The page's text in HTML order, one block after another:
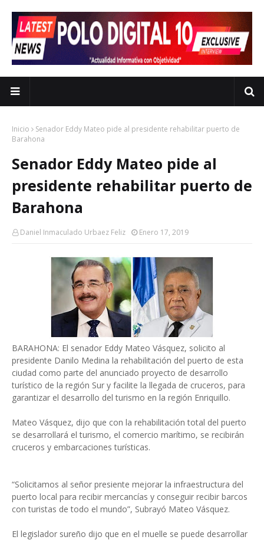
Inicio
Senador Eddy Mateo pide al presidente rehabilitar puerto de
Barahona
Senador Eddy Mateo pide al
presidente rehabilitar puerto de
Barahona
Daniel Inmaculado Urbaez Feliz Enero 17, 2019
BARAHONA: El senador Eddy Mateo Vásquez, solicito al
presidente Danilo Medina la rehabilitación del puerto de esta
ciudad como parte del anunciado proyecto de desarrollo
turístico de la región Sur y facilite la llegada de cruceros, para
garantizar el desarrollo del turismo en la región Enriquillo.
Mateo Vásquez, dijo que con la rehabilitación total del puerto
se desarrollará el turismo, el comercio marítimo, se recibirán
cruceros y embarcaciones turísticas.
“Solicitamos al señor presiente mejorar la infraestructura del
puerto local para recibir mercancías y conseguir recibir barcos
con turistas de todo el mundo”, Subrayó Mateo Vásquez.
El legislador sureño dijo que en el muelle se puede desarrollar